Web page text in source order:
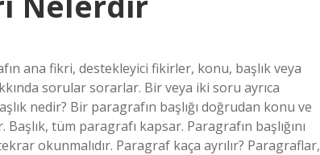
ana fikri, destekleyici fikirler, konu, başlık veya
sorular sorarlar. Bir veya iki soru ayrıca
nedir? Bir paragrafın başlığı doğrudan konu ve
tüm paragrafı kapsar. Paragrafın başlığını
okunmalıdır. Paragraf kaça ayrılır? Paragraflar,